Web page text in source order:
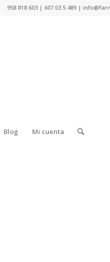
958 818 603 | 607 03 5 489 |
Blog Mi cuenta